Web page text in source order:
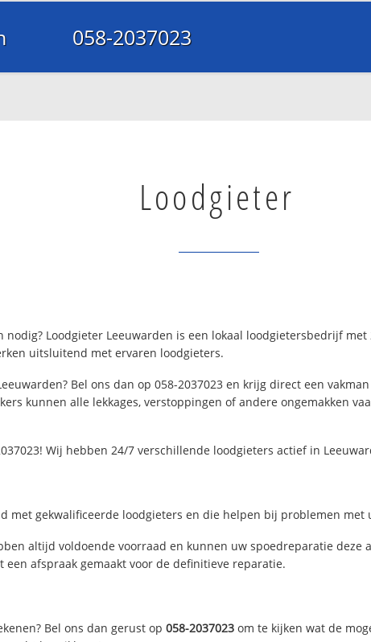
058-2037023
Loodgieter
nodig? Loodgieter Leeuwarden is een lokaal loodgietersbedrijf
uitsluitend met ervaren loodgieters.
Bel ons dan op 058-2037023 en krijg direct een
kunnen alle lekkages, verstoppingen of andere ongemakken
Wij hebben 24/7 verschillende loodgieters actief in
met gekwalificeerde loodgieters en die helpen bij problemen met
altijd voldoende voorraad en kunnen uw spoedreparatie
afspraak gemaakt voor de definitieve reparatie.
Bel ons dan gerust op058-2037023 om te kijken wat de